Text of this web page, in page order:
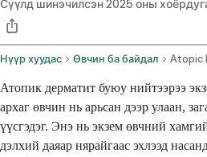
Сүүлд шинэчилсэн2025 оны
Нүүр хуудас Өвчин ба байдал Atopic
Атопик дерматит буюу нийтээрээ
архаг өвчин нь арьсан дээр улаан,
үүсгэдэг. Энэ нь экзем өвчний
дэлхий даяар нярайгаас эхлээд